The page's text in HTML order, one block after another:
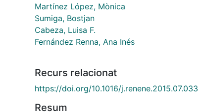
Martínez López, Mònica
Sumiga, Bostjan
Cabeza, Luisa F.
Fernández Renna, Ana Inés
Recurs relacionat
https://doi.org/10.1016/j.renene.2015.07.033
Resum